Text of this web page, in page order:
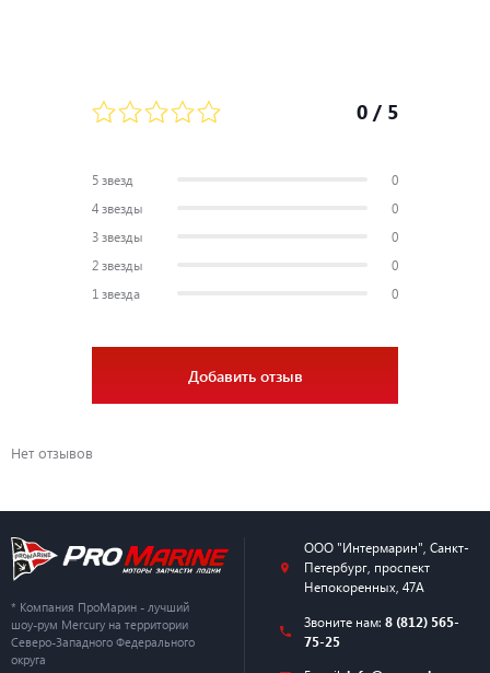
0 / 5
5 звезд
0
4 звезды
0
3 звезды
0
2 звезды
0
1 звезда
0
Добавить отзыв
Нет отзывов
* Компания ПроМарин - лучший
шоу-рум Mercury на территории
Северо-Западного Федерального
округа
ООО "Интермарин" Санкт-
Петербург, проспект
Непокоренных, 47А
Звоните нам: 8 (812) 565-
75-25